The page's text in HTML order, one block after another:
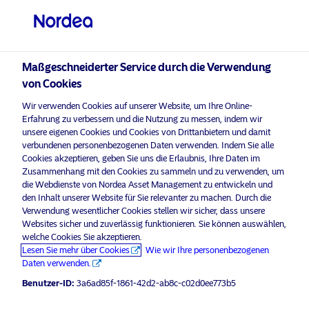
Bitte wählen Sie Ihr Anlegerprofil
aus
Land
Schweiz
Sprache
Deutsch
Nicht-qualifizierter Anleger
Nordea Asset Management ist einer der größten Asset
Manager in den nordischen Ländern und verfügt über
eine globale Präsenz in Europa, Amerika und Asien.
Risikohinweise
Home
Über uns
Datenschutzerklärung
Maßgeschneiderter Service durch die Verwendung
von Cookies
Wir verwenden Cookies auf unserer Website, um Ihre Online-
Erfahrung zu verbessern und die Nutzung zu messen, indem wir
unsere eigenen Cookies und Cookies von Drittanbietern und damit
verbundenen personenbezogenen Daten verwenden. Indem Sie alle
Cookies akzeptieren, geben Sie uns die Erlaubnis, Ihre Daten im
Zusammenhang mit den Cookies zu sammeln und zu verwenden, um
die Webdienste von Nordea Asset Management zu entwickeln und
den Inhalt unserer Website für Sie relevanter zu machen. Durch die
Verwendung wesentlicher Cookies stellen wir sicher, dass unsere
Websites sicher und zuverlässig funktionieren. Sie können auswählen,
welche Cookies Sie akzeptieren.
Lesen Sie mehr über Cookies
Wie wir Ihre personenbezogenen
Daten verwenden.
Benutzer-ID: 3a6ad85f-1861-42d2-ab8c-c02d0ee773b5